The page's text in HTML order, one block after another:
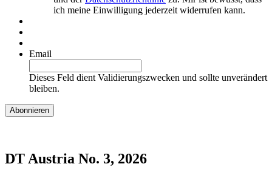
ich meine Einwilligung jederzeit widerrufen kann.
Email
Dieses Feld dient Validierungszwecken und sollte unverändert
bleiben.
DT Austria No. 3, 2026